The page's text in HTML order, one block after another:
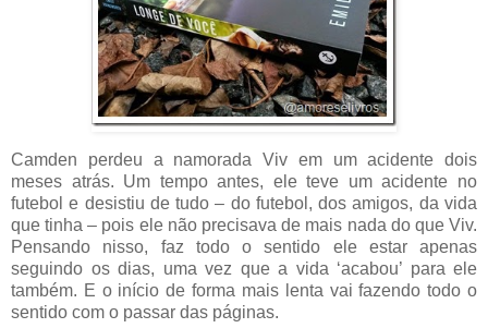
Camden perdeu a namorada Viv em um acidente dois
meses atrás. Um tempo antes, ele teve um acidente no
futebol e desistiu de tudo – do futebol, dos amigos, da vida
que tinha – pois ele não precisava de mais nada do que Viv.
Pensando nisso, faz todo o sentido ele estar apenas
seguindo os dias, uma vez que a vida ‘acabou’ para ele
também. E o início de forma mais lenta vai fazendo todo o
sentido com o passar das páginas.